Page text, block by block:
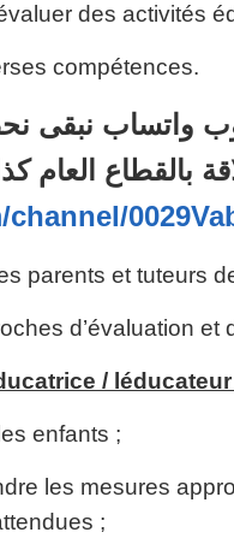
des activités
compétences.
واتساب نبقى
بالقطاع العام
parents et tuteurs
d’évaluation
/
enfants ;
les mesures
;